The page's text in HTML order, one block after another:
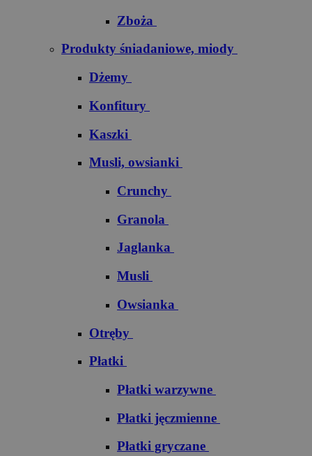
Zboża
Produkty śniadaniowe, miody
Dżemy
Konfitury
Kaszki
Musli, owsianki
Crunchy
Granola
Jaglanka
Musli
Owsianka
Otręby
Płatki
Płatki warzywne
Płatki jęczmienne
Płatki gryczane